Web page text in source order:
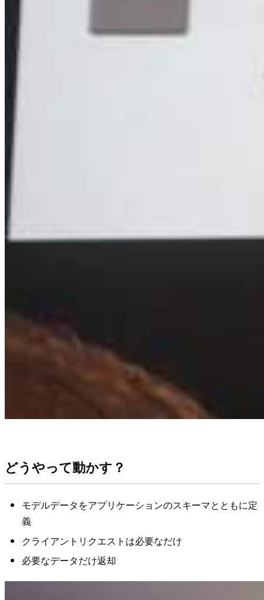
どうやって動かす？
モデルデータをアプリケーションのスキーマとともに定
義
クライアントリクエストは必要なだけ
必要なデータだけ返却